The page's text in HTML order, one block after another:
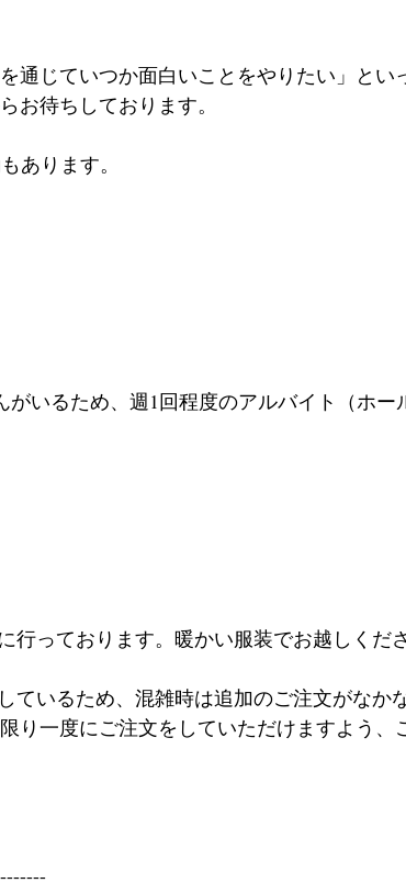
通じていつか面白いことをやりたい」とい
お待ちしております。
あります。
いるため、週1回程度のアルバイト（ホー
っております。暖かい服装でお越しくださ
ているため、混雑時は追加のご注文がなか
り一度にご注文をしていただけますよう、